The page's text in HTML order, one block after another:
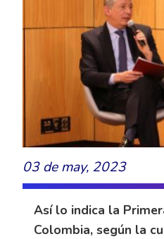
03 de may, 2023
Así lo indica la
Colombia, según la